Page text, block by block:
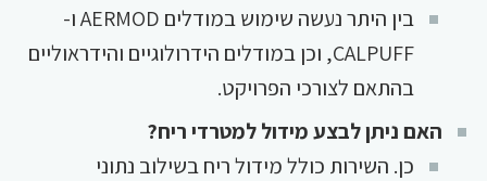
בין היתר נעשה שימוש במודלים AERMOD ו-
CALPUFF, וכן במודלים הידרולוגיים והידראוליים
בהתאם לצורכי הפרויקט.
האם ניתן לבצע מידול למטרדי ריח?
כן. השירות כולל מידול ריח בשילוב נתוני